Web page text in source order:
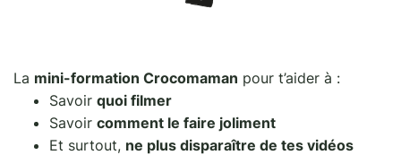
La mini-formation Crocomaman pour t’aider à :
Savoir quoi filmer
Savoir comment le faire joliment
Et surtout, ne plus disparaître de tes vidéos